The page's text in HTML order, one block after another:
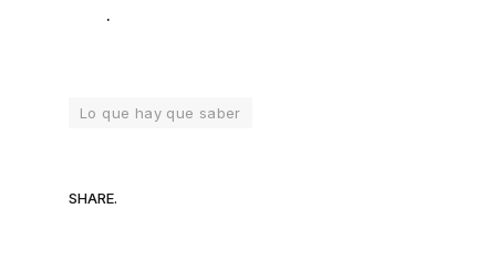
.
Lo que hay que saber
SHARE.